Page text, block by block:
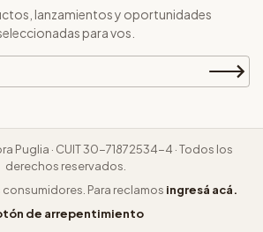
lanzamientos y oportunidades
para vos.
Puglia · CUIT 30-71872534-4 · Todos los
derechos reservados.
consumidores. Para reclamos ingresá acá.
de arrepentimiento